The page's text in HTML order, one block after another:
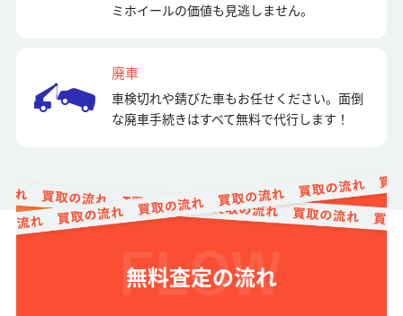
ミホイールの価値も見逃しません。
廃車
車検切れや錆びた車もお任せください。面倒
な廃車手続きはすべて無料で代行します！
無料査定の流れ